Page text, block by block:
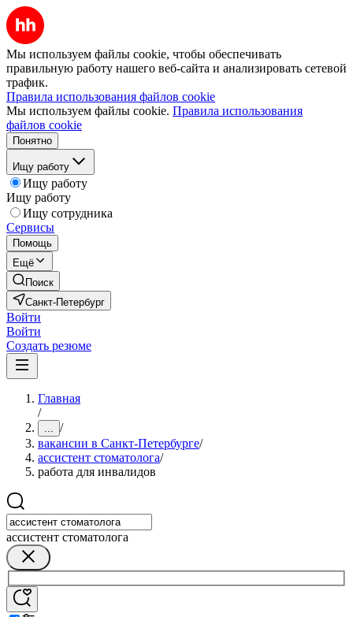
Мы используем файлы cookie, чтобы обеспечивать
правильную работу нашего веб-сайта и анализировать сетевой
трафик.
Правила использования файлов cookie
Мы используем файлы cookie. Правила использования
файлов cookie
Понятно
Ищу работу
Ищу работу
Ищу работу
Ищу сотрудника
Сервисы
Помощь
Ещё
Поиск
Санкт-Петербург
Войти
Войти
Создать резюме
Главная
/
... /
вакансии в Санкт-Петербурге/
ассистент стоматолога/
работа для инвалидов
ассистент стоматолога